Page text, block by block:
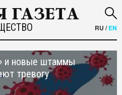
RU /EN
и новые штаммы
тревогу